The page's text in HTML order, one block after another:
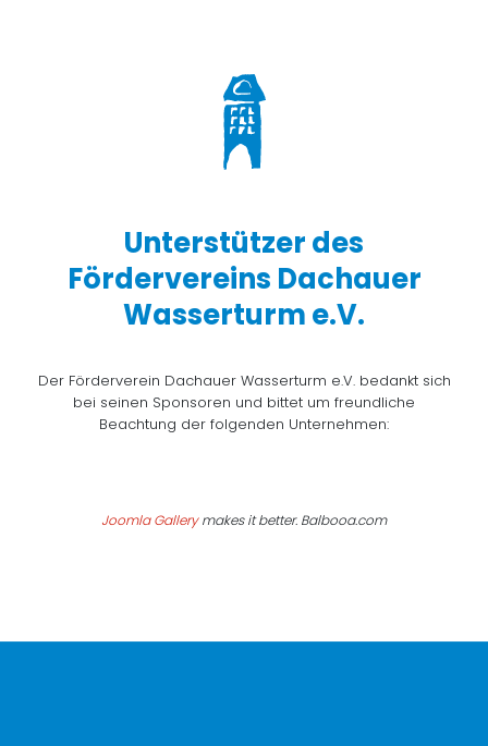
Unterstützer des
Fördervereins Dachauer
Wasserturm e.V.
Der Förderverein Dachauer Wasserturm e.V. bedankt sich
bei seinen Sponsoren und bittet um freundliche
Beachtung der folgenden Unternehmen:
Joomla Gallerymakes it better. Balbooa.com